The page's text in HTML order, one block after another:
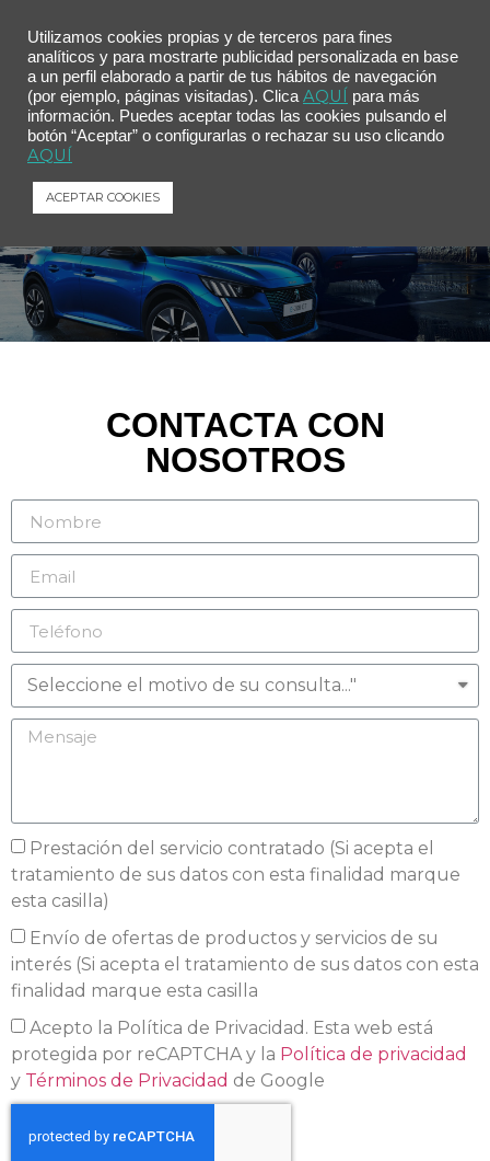
CONTACTO
CONTACTA CON
NOSOTROS
Prestación del servicio contratado (Si acepta el
tratamiento de sus datos con esta finalidad marque
esta casilla)
Envío de ofertas de productos y servicios de su
interés (Si acepta el tratamiento de sus datos con esta
finalidad marque esta casilla
Acepto la Política de Privacidad. Esta web está
protegida por reCAPTCHA y la Política de privacidad
y Términos de Privacidad de Google
Utilizamos cookies propias y de terceros para fines
analíticos y para mostrarte publicidad personalizada en base
a un perfil elaborado a partir de tus hábitos de navegación
(por ejemplo, páginas visitadas). Clica AQUÍ para más
información. Puedes aceptar todas las cookies pulsando el
botón “Aceptar” o configurarlas o rechazar su uso clicando
AQUÍ
ACEPTAR COOKIES